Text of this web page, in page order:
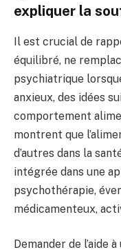
expliquer la
Il est crucial de
équilibré, ne
psychiatrique
anxieux, des idées
comportement
montrent que
d’autres dans la
intégrée dans une
psychothérapie,
médicamenteux,
Demander de l’aide